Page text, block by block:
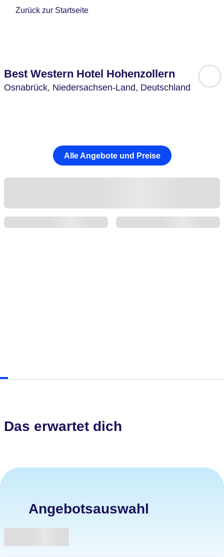
Zurück zur Startseite
Best Western Hotel Hohenzollern
Osnabrück, Niedersachsen-Land, Deutschland
Alle Angebote und Preise
Das erwartet dich
Angebotsauswahl